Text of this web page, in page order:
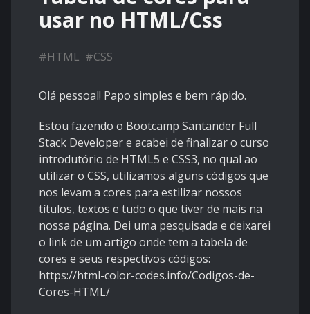
usar no HTML/Css
#HTML #CSS
Olá pessoal! Papo simples e bem rápido.
Estou fazendo o Bootcamp Santander Full
Stack Developer e acabei de finalizar o curso
introdutório de HTML5 e CSS3, no qual ao
utilizar o CSS, utilizamos alguns códigos que
nos levam a cores para estilizar nossos
títulos, textos e tudo o que tiver de mais na
nossa página. Dei uma pesquisada e deixarei
o link de um artigo onde tem a tabela de
cores e seus respectivos códigos:
https://html-color-codes.info/Codigos-de-
Cores-HTML/